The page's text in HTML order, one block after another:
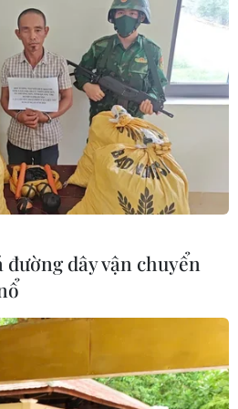
Việt Nam
để giữ ngôi
đá thế giới
có
sau trận hòa
Lan
dây vận chuyển